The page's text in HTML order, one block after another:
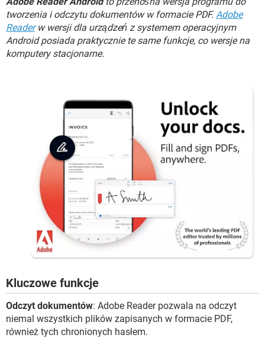
WINDOWS 10
tworzenia i odczytu dokumentów w formacie PDF. Adobe
Readerw wersji dla urządzeń z systemem operacyjnym
Android posiada praktycznie te same funkcje, co wersje na
komputery stacjonarne.
Kluczowe funkcje
Odczyt dokumentów: Adobe Reader pozwala na odczyt
niemal wszystkich plików zapisanych w formacie PDF,
również tych chronionych hasłem.